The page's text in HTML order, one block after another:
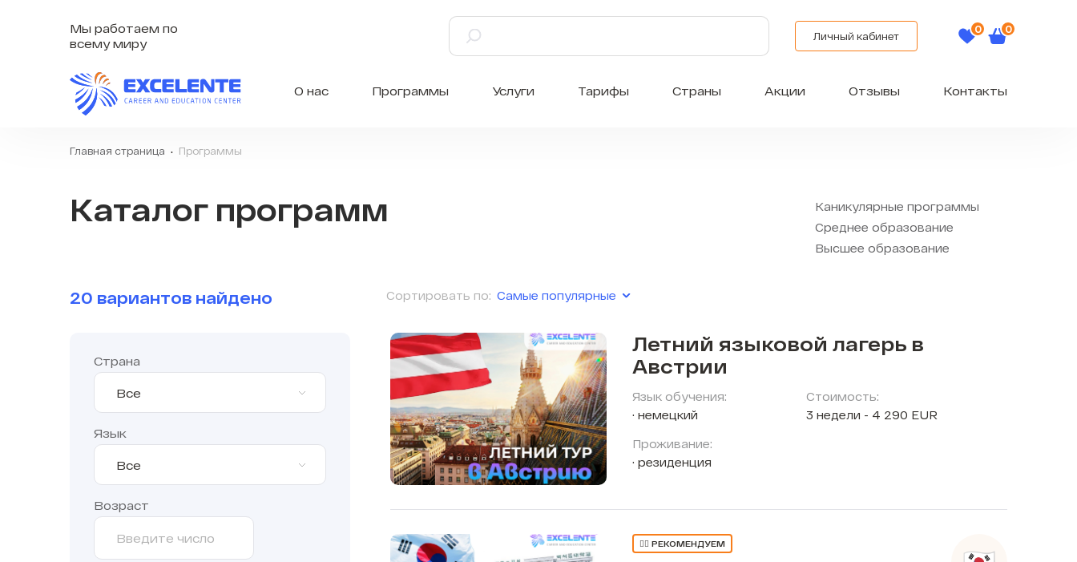
Мы работаем по
всему миру
Личный кабинет
О нас Программы Услуги Тарифы Страны Акции Отзывы Контакты
Главная страница Программы
Каталог программ
Каникулярные программы
Среднее образование
Высшее образование
20 вариантов найдено Сортировать по: Самые популярные
Страна
Все
Язык
Все
Возраст
Летний языковой лагерь в
Австрии
Язык обучения:
немецкий
Проживание:
резиденция
Стоимость:
3 недели - 4 290 EUR
👍🏼 РЕКОМЕНДУЕМ